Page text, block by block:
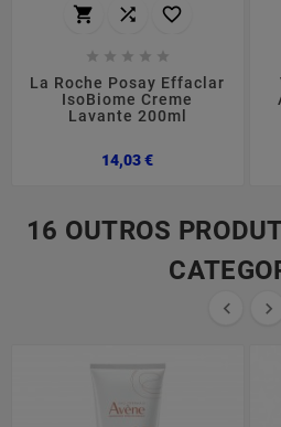
  
    
La Roche Posay Effaclar
IsoBiome Creme
Lavante 200ml
14,03 €Preço
16 OUTROS
 